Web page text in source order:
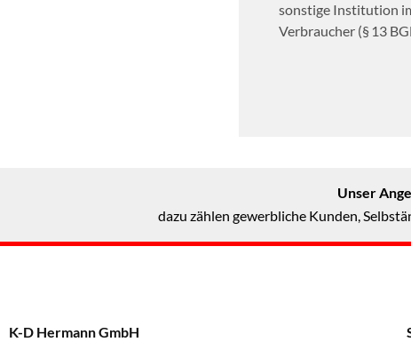
sonstige Institution
Verbraucher (§ 13
Unser
dazu zählen gewerbliche Kunden,
K-D Hermann GmbH